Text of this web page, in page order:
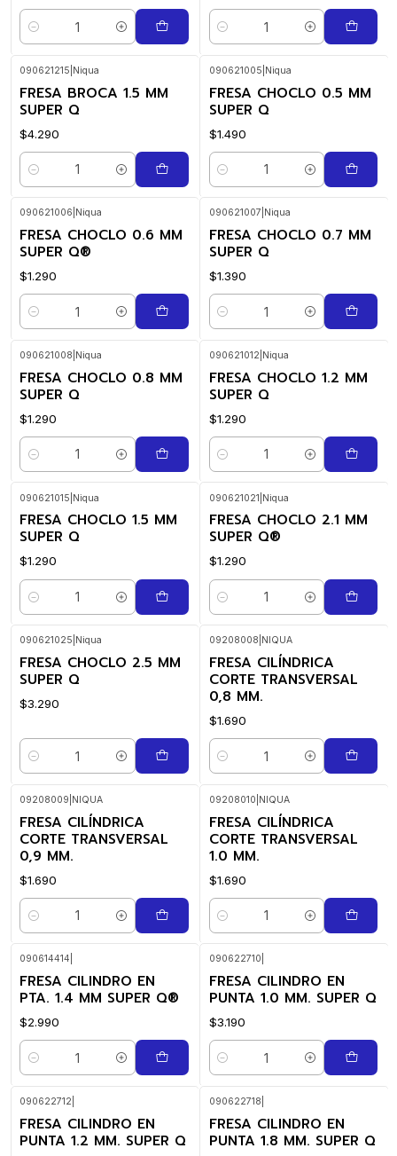
Quantity Quantity
090621215 Niqua
FRESA BROCA 1.5 MM
SUPER Q
$4.290
Quantity
090621005 Niqua
FRESA CHOCLO 0.5 MM
SUPER Q
$1.490
Quantity
090621006 Niqua
FRESA CHOCLO 0.6 MM
SUPER Q®
$1.290
Quantity
090621007 Niqua
FRESA CHOCLO 0.7 MM
SUPER Q
$1.390
Quantity
090621008 Niqua
FRESA CHOCLO 0.8 MM
SUPER Q
$1.290
Quantity
090621012 Niqua
FRESA CHOCLO 1.2 MM
SUPER Q
$1.290
Quantity
090621015 Niqua
FRESA CHOCLO 1.5 MM
SUPER Q
$1.290
Quantity
090621021 Niqua
FRESA CHOCLO 2.1 MM
SUPER Q®
$1.290
Quantity
090621025 Niqua
FRESA CHOCLO 2.5 MM
SUPER Q
$3.290
Quantity
09208008 NIQUA
FRESA CILÍNDRICA
CORTE TRANSVERSAL
0,8 MM.
$1.690
Quantity
09208009 NIQUA
FRESA CILÍNDRICA
CORTE TRANSVERSAL
0,9 MM.
$1.690
Quantity
09208010 NIQUA
FRESA CILÍNDRICA
CORTE TRANSVERSAL
1.0 MM.
$1.690
Quantity
090614414
FRESA CILINDRO EN
PTA. 1.4 MM SUPER Q®
$2.990
Quantity
090622710
FRESA CILINDRO EN
PUNTA 1.0 MM. SUPER Q
$3.190
Quantity
090622712
FRESA CILINDRO EN
PUNTA 1.2 MM. SUPER Q
090622718
FRESA CILINDRO EN
PUNTA 1.8 MM. SUPER Q